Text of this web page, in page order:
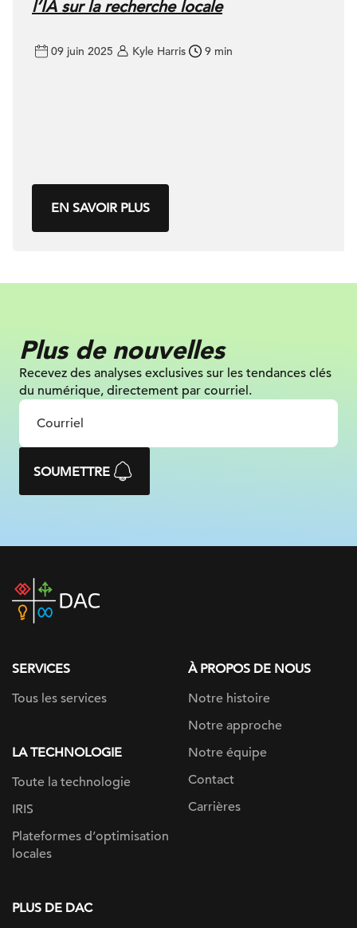
l’IA sur la recherche locale
09 juin 2025 Kyle Harris 9 min
EN SAVOIR PLUS
Plus de nouvelles
Recevez des analyses exclusives sur les tendances clés
du numérique, directement par courriel.
SOUMETTRE
DAC
home
SERVICES
Tous les services
LA TECHNOLOGIE
Toute la technologie
IRIS
Plateformes d’optimisation
locales
À PROPOS DE NOUS
Notre histoire
Notre approche
Notre équipe
Contact
Carrières
PLUS DE DAC